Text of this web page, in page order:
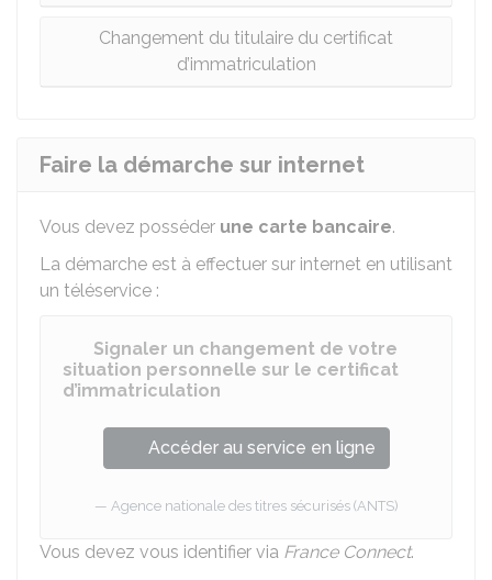
Changement du titulaire du certificat
d’immatriculation
Faire la démarche sur internet
Vous devez posséder une carte bancaire.
La démarche est à effectuer sur internet en utilisant
un téléservice :
Signaler un changement de votre
situation personnelle sur le certificat
d’immatriculation
Accéder au service en ligne
Agence nationale des titres sécurisés (ANTS)
Vous devez vous identifier via France Connect.